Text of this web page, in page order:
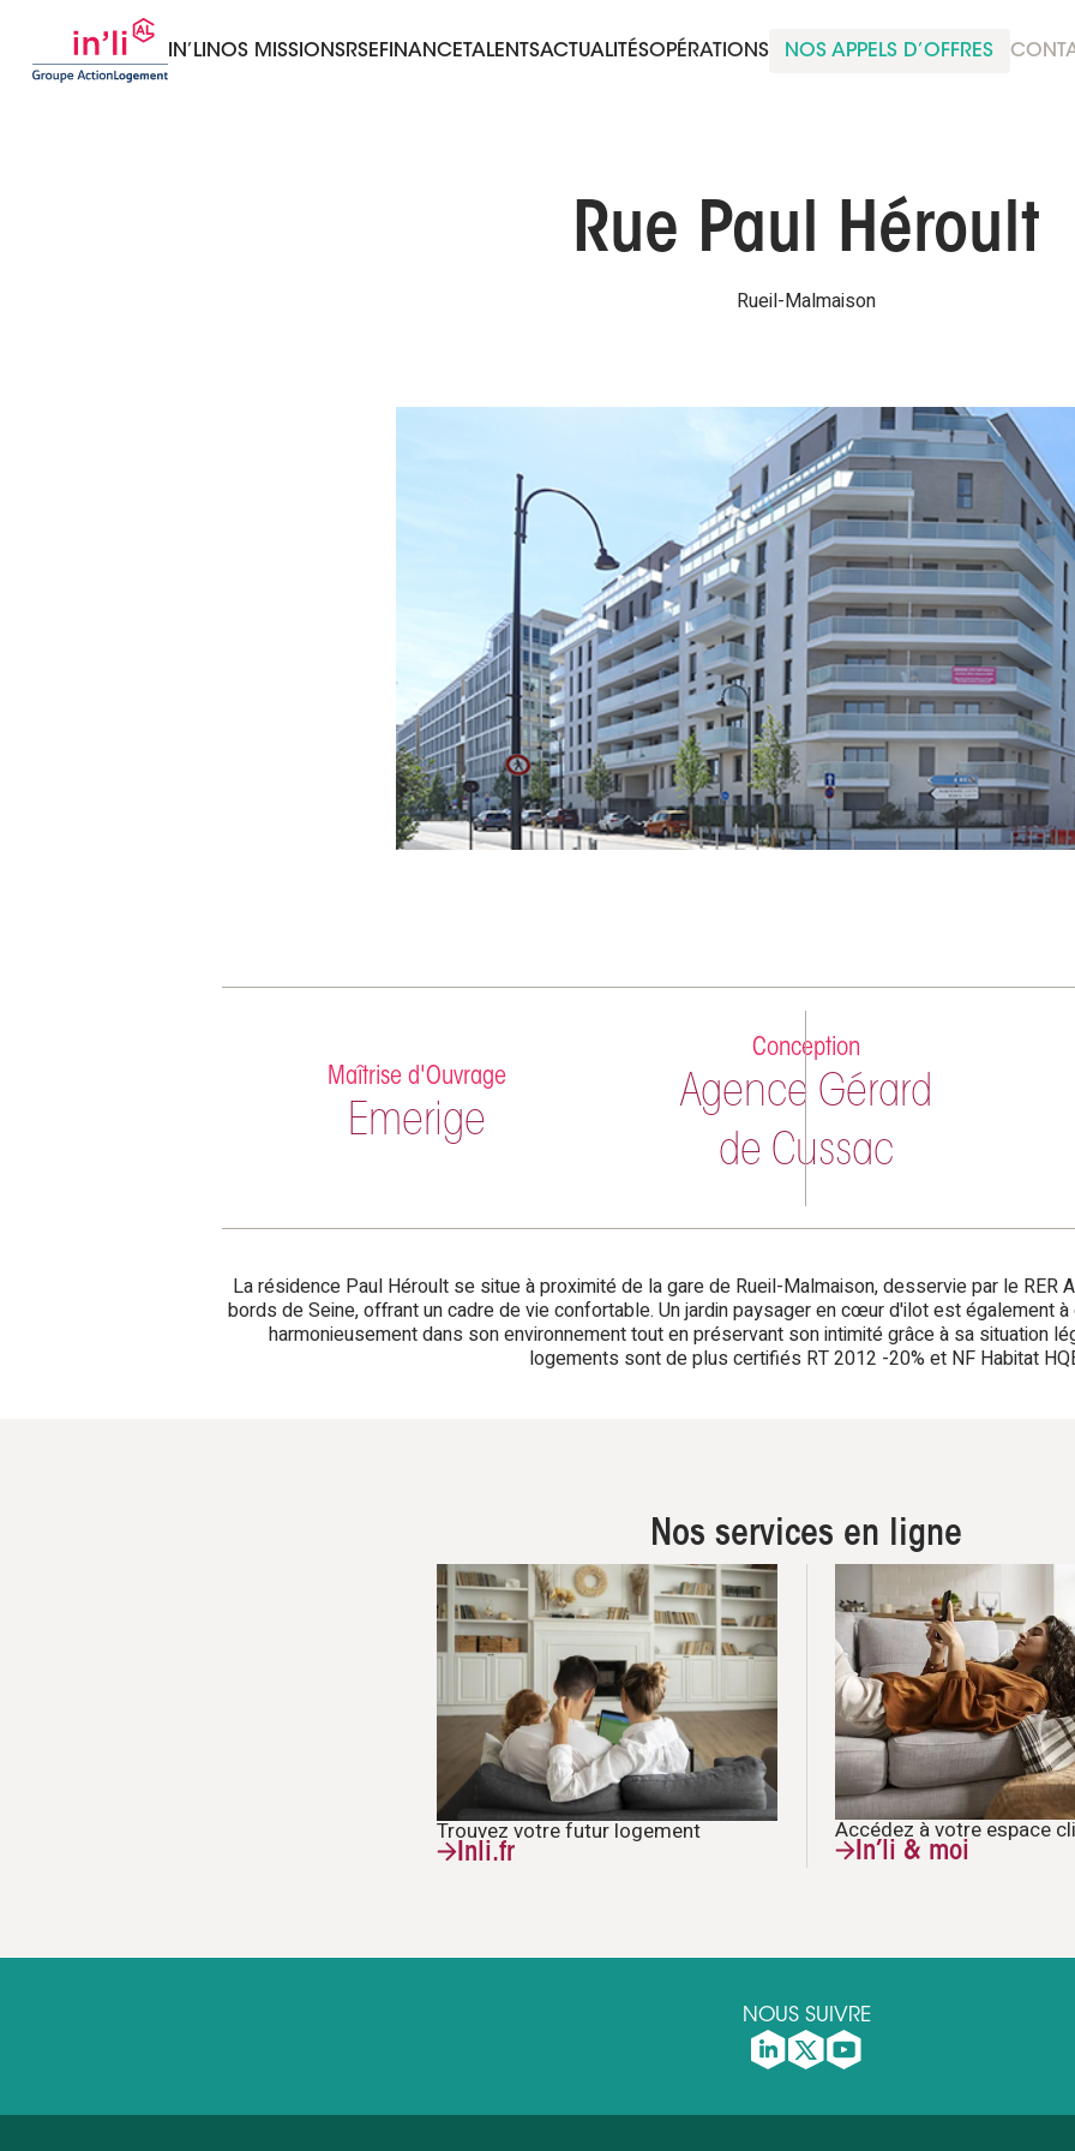
IN’LI NOS MISSIONS RSE FINANCE TALENTSACTUALITÉSOPÉRATIONS NOS APPELS D’OFFRES
Rue Paul Héroult
Rueil-Malmaison
Maîtrise d'Ouvrage
Emerige
Conception
Agence Gérard
de Cussac
La résidence Paul Héroult se situe à proximité de la gare de Rueil-Malmaison, desservie par le RER
bords de Seine, offrant un cadre de vie confortable. Un jardin paysager en cœur d'ilot est également
harmonieusement dans son environnement tout en préservant son intimité grâce à sa situation
logements sont de plus certifiés RT 2012 -20% et NF Habitat
Nos services en ligne
Trouvez votre futur logement
Inli.fr
Accédez à votre espace
In’li & moi
NOUS SUIVRE